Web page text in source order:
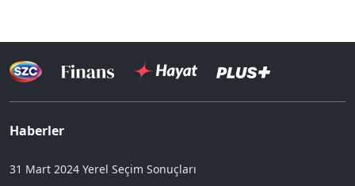
Haberler
31 Mart 2024 Yerel Seçim Sonuçları